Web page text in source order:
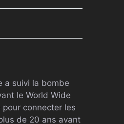
a suivi la bombe
le World Wide
pour connecter les
de 20 ans avant